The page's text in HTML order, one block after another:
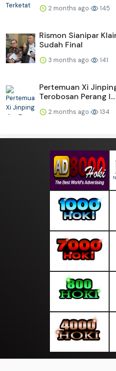
2 months ago 145
Rismon Sianipar
Sudah Final
3 months ago 141
Pertemuan Xi
Terobosan Perang I...
2 months ago 134